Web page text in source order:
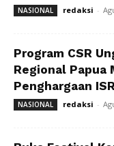
NASIONAL redaksi -
Program CSR
Regional Papua
Penghargaan
NASIONAL redaksi -